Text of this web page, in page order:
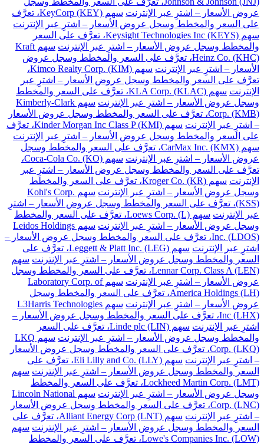
عروض الأسعار – اشترِ عبر الإنترنت
سهم KeyCorp (KEY)، تعرَّف
على السعر والمخطط وسجل عروض الأسعار – اشترِ عبر الإنترنت
سهم Keysight Technologies Inc (KEYS)، تعرَّف على السعر
والمخطط وسجل عروض الأسعار – اشترِ عبر الإنترنت
سهم Kraft
Heinz Co. (KHC)، تعرَّف على السعر والمخطط وسجل عروض
الأسعار – اشترِ عبر الإنترنت
سهم Kimco Realty Corp. (KIM)،
تعرَّف على السعر والمخطط وسجل عروض الأسعار – اشترِ عبر
الإنترنت
سهم KLA Corp. (KLAC)، تعرَّف على السعر والمخطط
وسجل عروض الأسعار – اشترِ عبر الإنترنت
سهم Kimberly-Clark
Corp. (KMB)، تعرَّف على السعر والمخطط وسجل عروض الأسعار
– اشترِ عبر الإنترنت
سهم Kinder Morgan Inc Class P (KMI)، تعرَّف
على السعر والمخطط وسجل عروض الأسعار – اشترِ عبر الإنترنت
سهم CarMax Inc. (KMX)، تعرَّف على السعر والمخطط وسجل
عروض الأسعار – اشترِ عبر الإنترنت
سهم Coca-Cola Co. (KO)،
تعرَّف على السعر والمخطط وسجل عروض الأسعار – اشترِ عبر
الإنترنت
سهم Kroger Co. (KR)، تعرَّف على السعر والمخطط
وسجل عروض الأسعار – اشترِ عبر الإنترنت
سهم Kohl's Corp.
(KSS)، تعرَّف على السعر والمخطط وسجل عروض الأسعار – اشترِ
عبر الإنترنت
سهم Loews Corp. (L)، تعرَّف على السعر والمخطط
وسجل عروض الأسعار – اشترِ عبر الإنترنت
سهم Leidos Holdings
Inc. (LDOS)، تعرَّف على السعر والمخطط وسجل عروض الأسعار –
اشترِ عبر الإنترنت
سهم Leggett & Platt Inc. (LEG)، تعرَّف على
السعر والمخطط وسجل عروض الأسعار – اشترِ عبر الإنترنت سهم
Lennar Corp. Class A (LEN)، تعرَّف على السعر والمخطط وسجل
عروض الأسعار – اشترِ عبر الإنترنت
سهم Laboratory Corp. of
America Holdings (LH)، تعرَّف على السعر والمخطط وسجل
عروض الأسعار – اشترِ عبر الإنترنت
سهم L3Harris Technologies
Inc (LHX)، تعرَّف على السعر والمخطط وسجل عروض الأسعار –
اشترِ عبر الإنترنت
سهم Linde plc (LIN)، تعرَّف على السعر
والمخطط وسجل عروض الأسعار – اشترِ عبر الإنترنت
سهم LKQ
Corp. (LKQ)، تعرَّف على السعر والمخطط وسجل عروض الأسعار
– اشترِ عبر الإنترنت
سهم Eli Lilly and Co. (LLY)، تعرَّف على
السعر والمخطط وسجل عروض الأسعار – اشترِ عبر الإنترنت سهم
Lockheed Martin Corp. (LMT)، تعرَّف على السعر والمخطط
وسجل عروض الأسعار – اشترِ عبر الإنترنت
سهم Lincoln National
Corp. (LNC)، تعرَّف على السعر والمخطط وسجل عروض الأسعار
– اشترِ عبر الإنترنت
سهم Alliant Energy Corp (LNT)، تعرَّف على
السعر والمخطط وسجل عروض الأسعار – اشترِ عبر الإنترنت سهم
Lowe's Companies Inc. (LOW)، تعرَّف على السعر والمخطط